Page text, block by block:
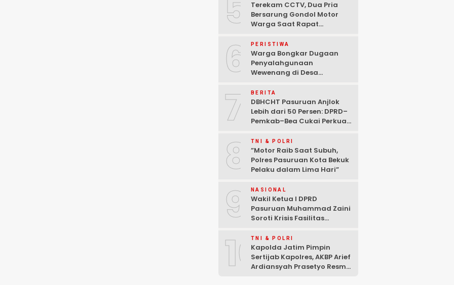
Cabut Laporan”
5
Terekam CCTV, Dua Pria
Bersarung Gondol Motor
Warga Saat Rapat
6 PERISTIWA
Warga Bongkar Dugaan
Penyalahgunaan
Wewenang di Desa
Mencuat
7 BERITA
DBHCHT Pasuruan Anjlok
Lebih dari 50 Persen: DPRD–
Pemkab–Bea Cukai Perkuat
Rokok Ilegal
8 TNI & POLRI
‎”Motor Raib Saat Subuh,
Polres Pasuruan Kota Bekuk
Pelaku dalam Lima Hari” ‎
9 NASIONAL
Wakil Ketua I DPRD
Pasuruan Muhammad Zaini
Soroti Krisis Fasilitas
Anggaran
10TNI & POLRI
Kapolda Jatim Pimpin
Sertijab Kapolres, AKBP Arief
Ardiansyah Prasetyo Resmi